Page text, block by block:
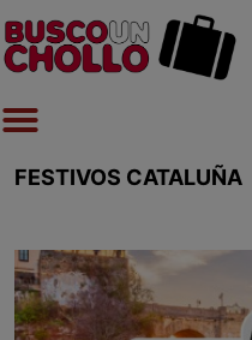
FESTIVOS CATALUÑA